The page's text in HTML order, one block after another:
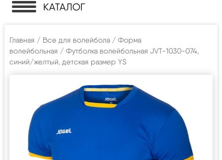
КАТАЛОГ
Главная / Все для волейбола / Форма
волейбольная / Футболка волейбольная JVT-1030-074,
синий/желтый, детская размер YS